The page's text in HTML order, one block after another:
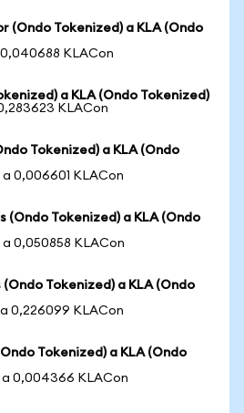
(Ondo Tokenized) a KLA (Ondo
KLACon
a KLA (Ondo Tokenized)
KLACon
Tokenized) a KLA (Ondo
a 0,006601 KLACon
(Ondo Tokenized) a KLA (Ondo
a 0,050858 KLACon
Tokenized) a KLA (Ondo
a 0,226099 KLACon
Tokenized) a KLA (Ondo
a 0,004366 KLACon